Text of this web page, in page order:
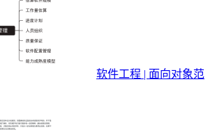
软件工程 | 面向对象范